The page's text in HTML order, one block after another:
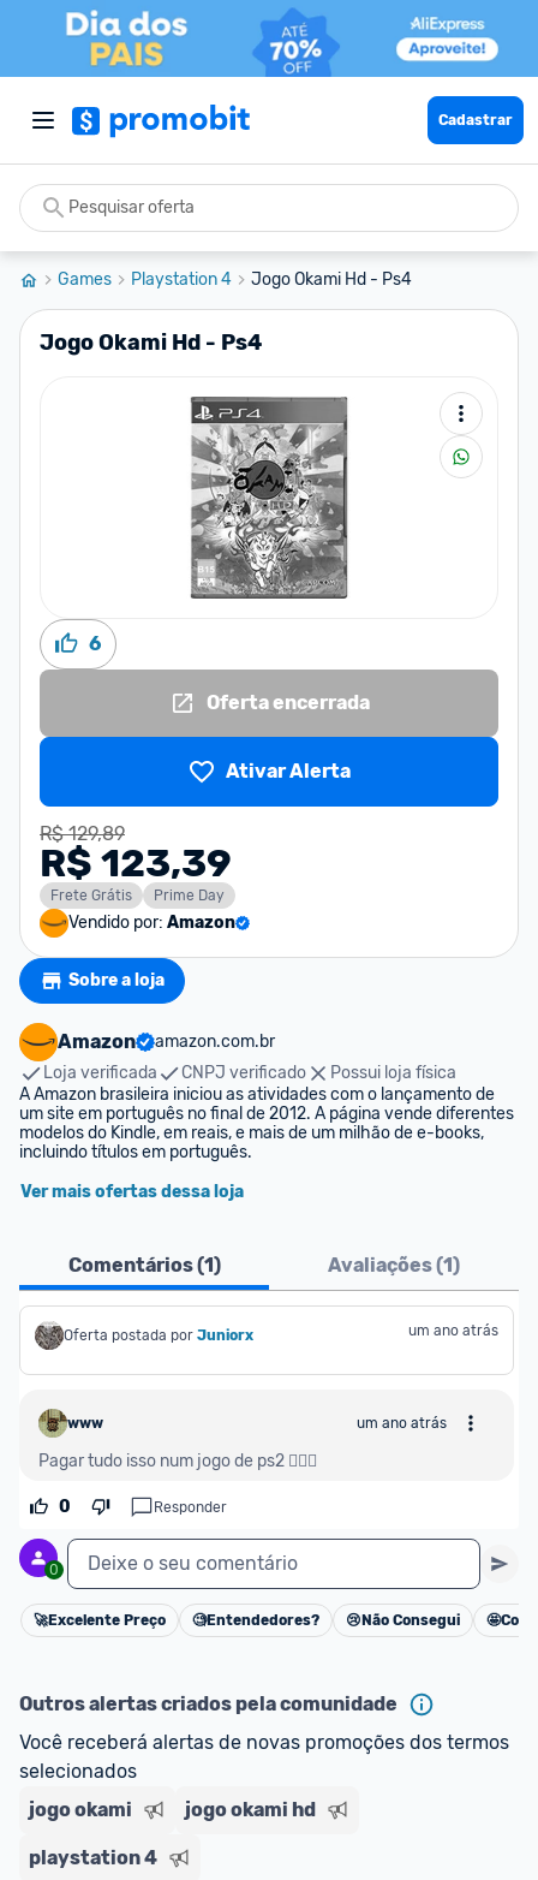
Cadastrar
Games Playstation 4 Jogo Okami Hd - Ps4
Jogo Okami Hd - Ps4
6
Oferta encerrada
Ativar Alerta
R$ 129,89
R$ 123,39
Frete Grátis Prime Day
Vendido por: Amazon
Sobre a loja
Amazon
amazon.com.br
Loja verificada
CNPJ verificado
Possui loja física
A Amazon brasileira iniciou as atividades com o lançamento de
um site em português no final de 2012. A página vende diferentes
modelos do Kindle, em reais, e mais de um milhão de e-books,
incluindo títulos em português.
Ver mais ofertas dessa loja
Comentários (1) Avaliações (1)
Oferta postada por Juniorx um ano atrás
www um ano atrás
Pagar tudo isso num jogo de ps2 🤦🏻‍♂️
0 Responder
0 Deixe o seu comentário
Cancelar
🚀Excelente Preço 🧐Entendedores? 😢 Não Consegui 🤩
Outros alertas criados pela comunidade
Você receberá alertas de novas promoções dos termos
selecionados
jogo okami
jogo okami hd
playstation 4